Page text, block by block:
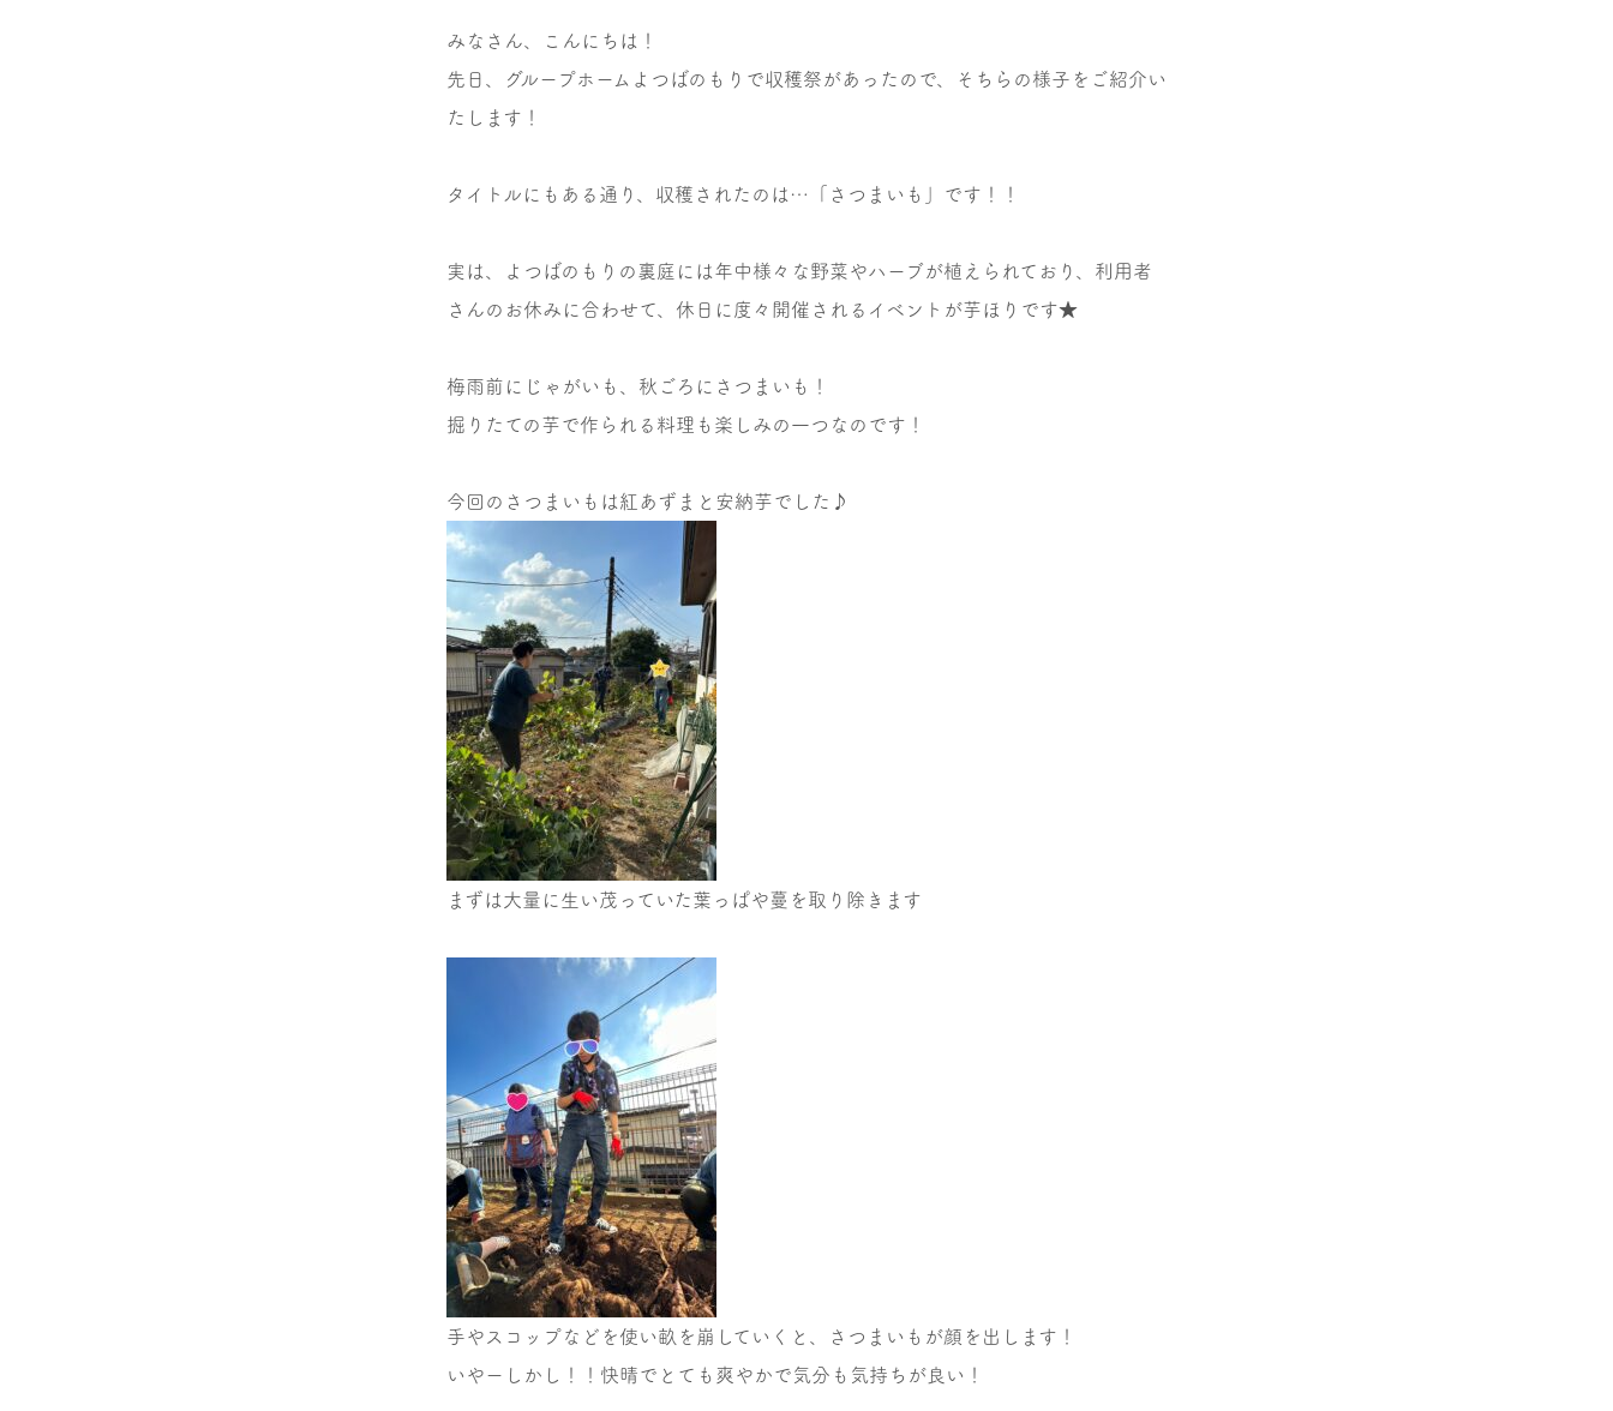
みなさん、こんにちは！
先日、グループホームよつばのもりで収穫祭があったので、そちらの様子をご紹介い
たします！
タイトルにもある通り、収穫されたのは…「さつまいも」です！！
実は、よつばのもりの裏庭には年中様々な野菜やハーブが植えられており、利用者
さんのお休みに合わせて、休日に度々開催されるイベントが芋ほりです★
梅雨前にじゃがいも、秋ごろにさつまいも！
掘りたての芋で作られる料理も楽しみの一つなのです！
今回のさつまいもは紅あずまと安納芋でした♪
まずは大量に生い茂っていた葉っぱや蔓を取り除きます
手やスコップなどを使い畝を崩していくと、さつまいもが顔を出します！
いやーしかし！！快晴でとても爽やかで気分も気持ちが良い！